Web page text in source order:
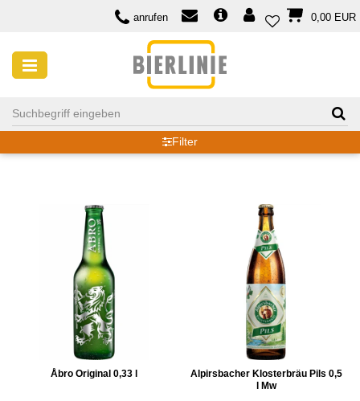
anrufen 0,00 EUR
PILS
Filter
Åbro Original 0,33 l
Alpirsbacher Klosterbräu Pils 0,5
l Mw